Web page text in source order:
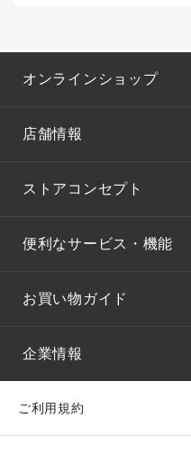
オンラインショップ
店舗情報
ストアコンセプト
便利なサービス・機能
お買い物ガイド
企業情報
ご利用規約